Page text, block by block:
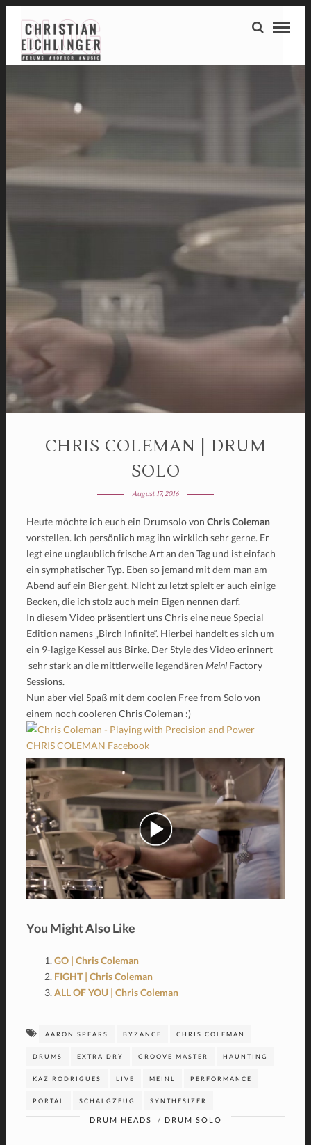
CHRIS COLEMAN | DRUM
SOLO
August 17, 2016
Heute möchte ich euch ein Drumsolo von Chris Coleman
vorstellen. Ich persönlich mag ihn wirklich sehr gerne. Er
legt eine unglaublich frische Art an den Tag und ist einfach
ein symphatischer Typ. Eben so jemand mit dem man am
Abend auf ein Bier geht. Nicht zu letzt spielt er auch einige
Becken, die ich stolz auch mein Eigen nennen darf.
In diesem Video präsentiert uns Chris eine neue Special
Edition namens „Birch Infinite“. Hierbei handelt es sich um
ein 9-lagige Kessel aus Birke. Der Style des Video erinnert
sehr stark an die mittlerweile legendären Meinl Factory
Sessions.
Nun aber viel Spaß mit dem coolen Free from Solo von
einem noch cooleren Chris Coleman :)
CHRIS COLEMAN Facebook
You Might Also Like
GO | Chris Coleman
FIGHT | Chris Coleman
ALL OF YOU | Chris Coleman
AARON SPEARS BYZANCE CHRIS COLEMAN
DRUMS EXTRA DRY GROOVE MASTER HAUNTING
KAZ RODRIGUES LIVE MEINL PERFORMANCE
PORTAL SCHALGZEUG SYNTHESIZER
DRUM HEADS / DRUM SOLO